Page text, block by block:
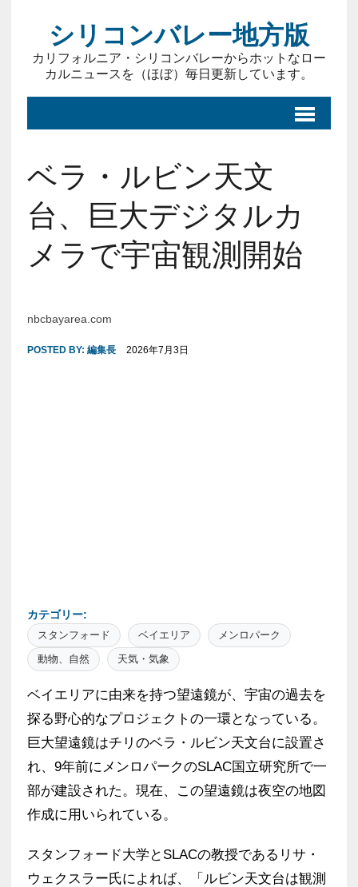
シリコンバレー地方版
カリフォルニア・シリコンバレーからホットなロー
カルニュースを（ほぼ）毎日更新しています。
ベラ・ルビン天文
台、巨大デジタルカ
メラで宇宙観測開始
nbcbayarea.com
POSTED BY: 編集長 2026年7月3日
カテゴリー:
スタンフォード ベイエリア
メンロパーク
動物、自然
天気・気象
ベイエリアに由来を持つ望遠鏡が、宇宙の過去を
探る野心的なプロジェクトの一環となっている。
巨大望遠鏡はチリのベラ・ルビン天文台に設置さ
れ、9年前にメンロパークのSLAC国立研究所で一
部が建設された。現在、この望遠鏡は夜空の地図
作成に用いられている。
スタンフォード大学とSLACの教授であるリサ・
ウェクスラー氏によれば、「ルビン天文台は観測